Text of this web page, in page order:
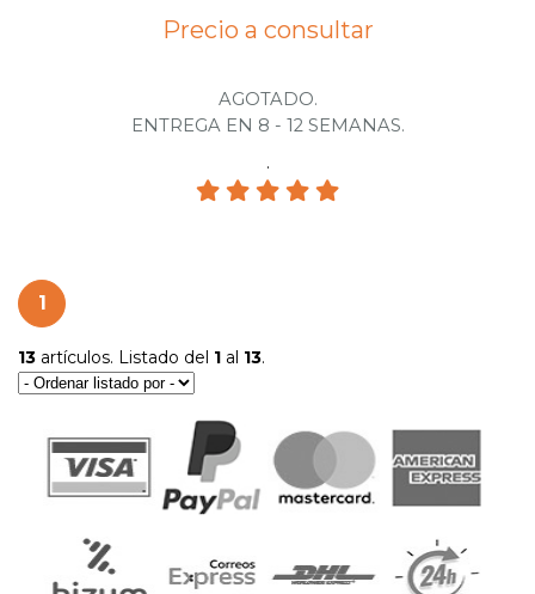
Precio a consultar
AGOTADO.
ENTREGA EN 8 - 12 SEMANAS.
.
1
13 artículos. Listado del 1 al 13.